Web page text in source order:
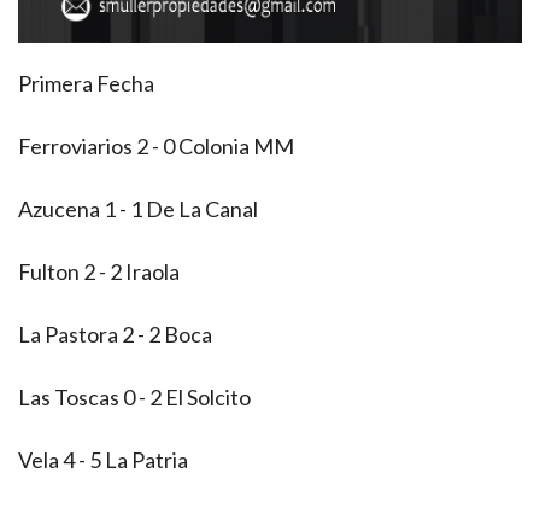
Primera Fecha
Ferroviarios 2 - 0 Colonia MM
Azucena 1 - 1 De La Canal
Fulton 2 - 2 Iraola
La Pastora 2 - 2 Boca
Las Toscas 0 - 2 El Solcito
Vela 4 - 5 La Patria